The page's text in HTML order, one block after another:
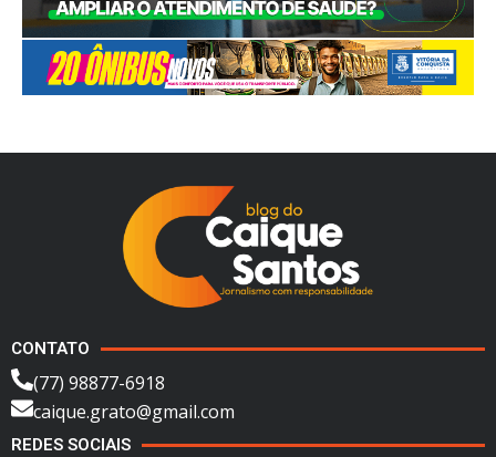
CONTATO
(77) 98877-6918
caique.grato@gmail.com
REDES SOCIAIS